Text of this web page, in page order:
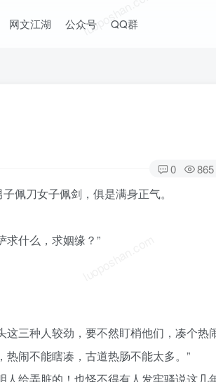
网文江湖 公众号 QQ群
0 865
luoposhan.com
luoposhan.com
佩刀女子佩剑，俱是满身正气。
求什么，求姻缘？”
三种人较劲，要不然盯梢他们，凑个热
闹不能瞎凑，古道热肠不能太多。”